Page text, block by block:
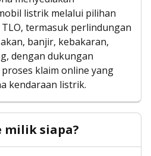
listrik melalui pilihan
termasuk perlindungan
banjir, kebakaran,
dengan dukungan
klaim online yang
kendaraan listrik.
milik siapa?